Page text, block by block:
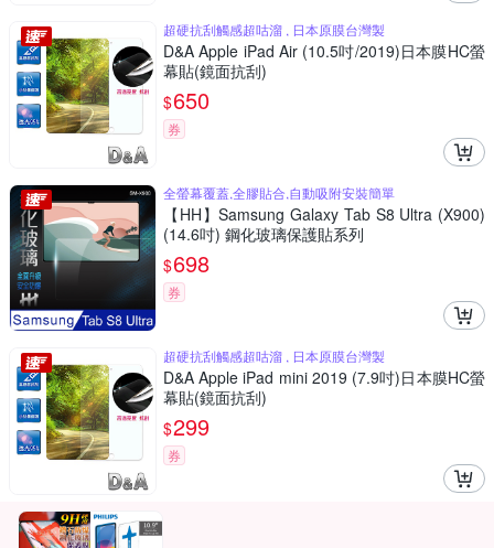
超硬抗刮觸感超咕溜 , 日本原膜台灣製
D&A Apple iPad Air (10.5吋/2019)日本膜HC螢
幕貼(鏡面抗刮)
$650
券
全螢幕覆蓋,全膠貼合,自動吸附安裝簡單
【HH】Samsung Galaxy Tab S8 Ultra (X900)
(14.6吋) 鋼化玻璃保護貼系列
$698
券
超硬抗刮觸感超咕溜 , 日本原膜台灣製
D&A Apple iPad mini 2019 (7.9吋)日本膜HC螢
幕貼(鏡面抗刮)
$299
券